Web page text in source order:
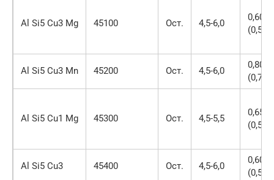
Al Si5 Cu3 Mg 45100 Ост. 4,5-6,0
0,60
(0,50)
Al Si5 Cu3 Mn 45200 Ост. 4,5-6,0
0,80
(0,70)
Al Si5 Cu1 Mg 45300 Ост. 4,5-5,5
0,65
(0,55)
Al Si5 Cu3 45400 Ост. 4,5-6,0
0,60
(0,50)